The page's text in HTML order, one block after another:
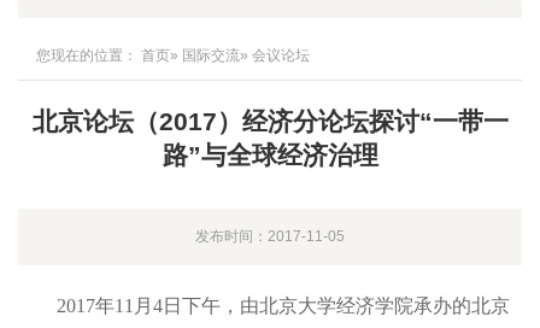
您现在的位置： 首页» 国际交流» 会议论坛
北京论坛（2017）经济分论坛探讨“一带一
路”与全球经济治理
发布时间：2017-11-05
2017年11月4日下午，由北京大学经济学院承办的北京